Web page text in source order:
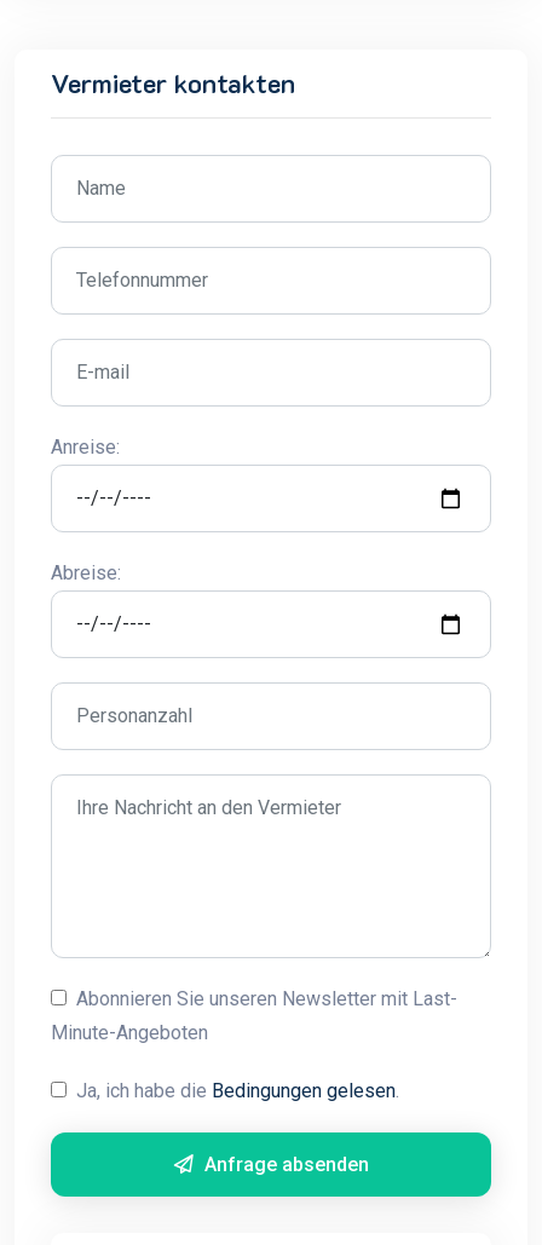
Vermieter kontakten
Anreise:
Abreise:
Abonnieren Sie unseren Newsletter mit Last-
Minute-Angeboten
Ja, ich habe die Bedingungen gelesen.
Anfrage absenden